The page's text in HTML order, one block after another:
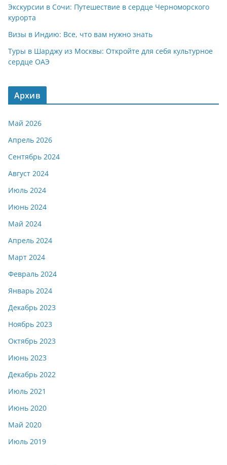
Экскурсии в Сочи: Путешествие в сердце Черноморского
курорта
Визы в Индию: Все, что вам нужно знать
Туры в Шарджу из Москвы: Откройте для себя культурное
сердце ОАЭ
Архив
Май 2026
Апрель 2026
Сентябрь 2024
Август 2024
Июль 2024
Июнь 2024
Май 2024
Апрель 2024
Март 2024
Февраль 2024
Январь 2024
Декабрь 2023
Ноябрь 2023
Октябрь 2023
Июнь 2023
Декабрь 2022
Июль 2021
Июнь 2020
Май 2020
Июль 2019